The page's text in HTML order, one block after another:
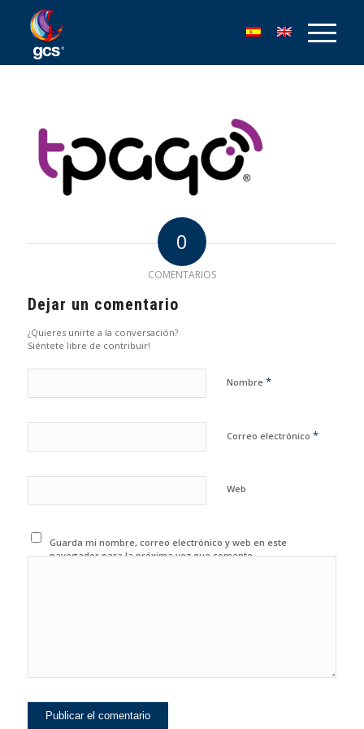
0
COMENTARIOS
Dejar un comentario
¿Quieres unirte a la conversación?
Siéntete libre de contribuir!
Nombre *
Correo electrónico *
Web
Guarda mi nombre, correo electrónico y web en este
navegador para la próxima vez que comente.